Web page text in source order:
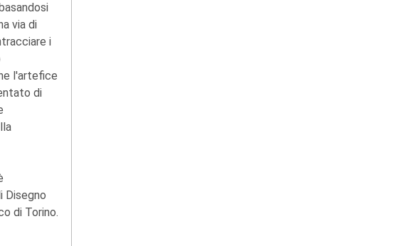
via di
i
l'artefice
di
Disegno
di Torino.